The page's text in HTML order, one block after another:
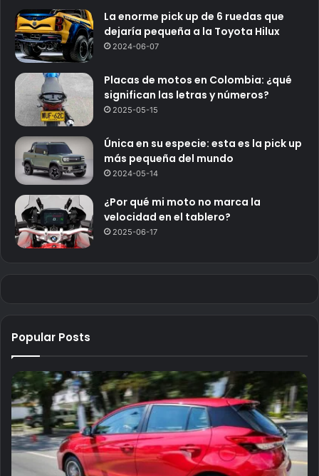
La enorme pick up de 6 ruedas que
dejaría pequeña a la Toyota Hilux
2024-06-07
Placas de motos en Colombia: ¿qué
significan las letras y números?
2025-05-15
Única en su especie: esta es la pick up
más pequeña del mundo
2024-05-14
¿Por qué mi moto no marca la
velocidad en el tablero?
2025-06-17
Popular Posts